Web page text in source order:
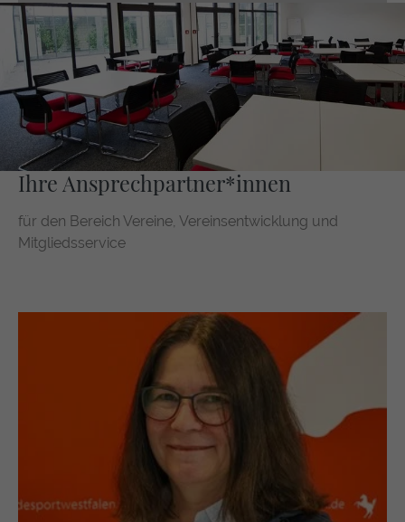
Ihre Ansprechpartner*innen
für den Bereich Vereine, Vereinsentwicklung und
Mitgliedsservice